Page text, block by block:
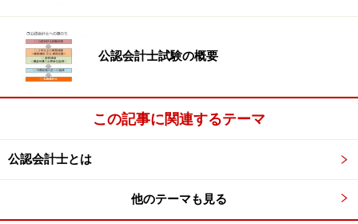
また、何千件、何万件とある取引のなかからデータベー
し、その取引について不審な点はないかをチェックして
このように大局的な分析と、個別的な検証手続を組み合
わせながら、限られた期間内に効率的にチェック作業を
公認会計士試験の概要
この記事に関連するテーマ
公認会計士とは
他のテーマも見る